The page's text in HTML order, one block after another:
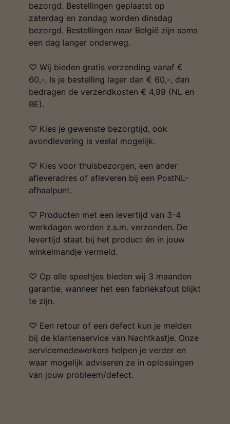
bezorgd. Bestellingen geplaatst op
zaterdag en zondag worden dinsdag
bezorgd. Bestellingen naar België zijn soms
een dag langer onderweg.
♡ Wij bieden gratis verzending vanaf €
60,-. Is je bestelling lager dan € 60,-, dan
bedragen de verzendkosten € 4,99 (NL en
BE).
♡ Kies je gewenste bezorgtijd, ook
avondlevering is veelal mogelijk.
♡ Kies voor thuisbezorgen, een ander
afleveradres of afleveren bij een PostNL-
afhaalpunt.
♡ Producten met een levertijd van 3-4
werkdagen worden z.s.m. verzonden. De
levertijd staat bij het product én in jouw
winkelmandje vermeld.
♡ Op alle speeltjes bieden wij 3 maanden
garantie, wanneer het een fabrieksfout blijkt
te zijn.
♡ Een retour of een defect kun je melden
bij de klantenservice van Nachtkastje. Onze
servicemedewerkers helpen je verder en
waar mogelijk adviseren ze in oplossingen
van jouw probleem/defect.